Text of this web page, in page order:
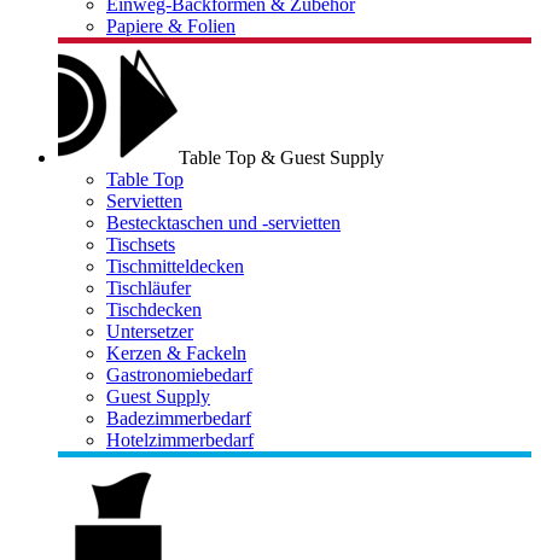
Einweg-Backformen & Zubehör
Papiere & Folien
Table Top & Guest Supply
Table Top
Servietten
Bestecktaschen und -servietten
Tischsets
Tischmitteldecken
Tischläufer
Tischdecken
Untersetzer
Kerzen & Fackeln
Gastronomiebedarf
Guest Supply
Badezimmerbedarf
Hotelzimmerbedarf